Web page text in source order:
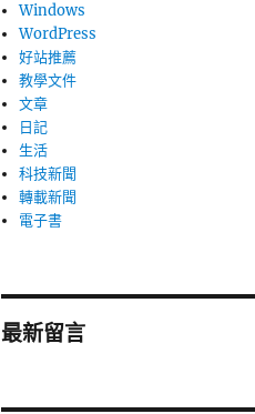
Windows
WordPress
好站推薦
教學文件
文章
日記
生活
科技新聞
轉載新聞
電子書
最新留言